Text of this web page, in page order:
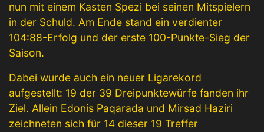
nun mit einem Kasten Spezi bei seinen Mitspielern
in der Schuld. Am Ende stand ein verdienter
104:88-Erfolg und der erste 100-Punkte-Sieg der
Saison.
Dabei wurde auch ein neuer Ligarekord
aufgestellt: 19 der 39 Dreipunktewürfe fanden ihr
Ziel. Allein Edonis Paqarada und Mirsad Haziri
zeichneten sich für 14 dieser 19 Treffer